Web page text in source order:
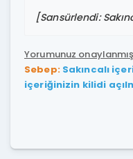
[Sansürlendi:
Yorumunuz
Sebep: Sakıncalı
içeriğinizin kilidi